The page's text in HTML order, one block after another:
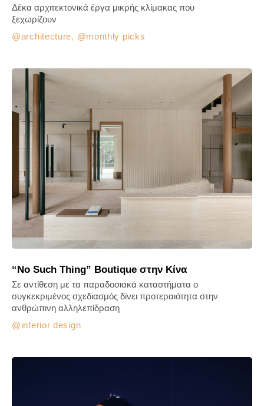
architecture, monthly picks
Δέκα αρχιτεκτονικά έργα μικρής κλίμακας που
ξεχωρίζουν
“No Such Thing” Boutique στην Κίνα
interior design
Σε αντίθεση με τα παραδοσιακά καταστήματα ο
συγκεκριμένος σχεδιασμός δίνει προτεραιότητα στην
ανθρώπινη αλληλεπίδραση